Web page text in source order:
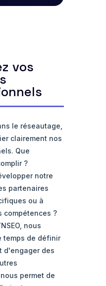
vos
le réseautage,
clairement nos
Que
?
notre
partenaires
ou à
compétences ?
nous
temps de définir
d'engager des
permet de